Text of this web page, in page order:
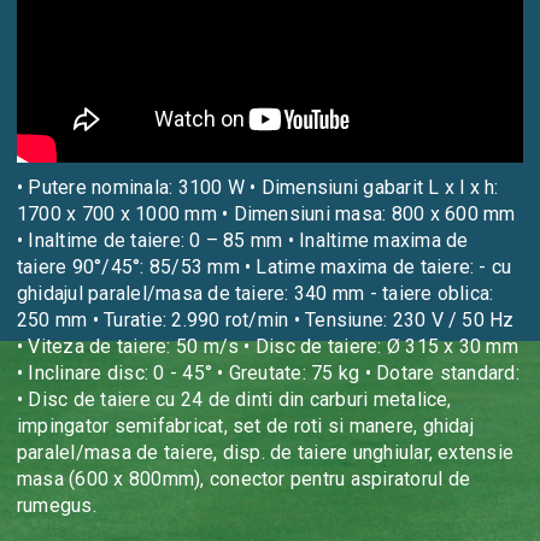
• Putere nominala: 3100 W • Dimensiuni gabarit L x l x h:
1700 x 700 x 1000 mm • Dimensiuni masa: 800 x 600 mm
• Inaltime de taiere: 0 – 85 mm • Inaltime maxima de
taiere 90°/45°: 85/53 mm • Latime maxima de taiere: - cu
ghidajul paralel/masa de taiere: 340 mm - taiere oblica:
250 mm • Turatie: 2.990 rot/min • Tensiune: 230 V / 50 Hz
• Viteza de taiere: 50 m/s • Disc de taiere: Ø 315 x 30 mm
• Inclinare disc: 0 - 45° • Greutate: 75 kg • Dotare standard:
• Disc de taiere cu 24 de dinti din carburi metalice,
impingator semifabricat, set de roti si manere, ghidaj
paralel/masa de taiere, disp. de taiere unghiular, extensie
masa (600 x 800mm), conector pentru aspiratorul de
rumegus.